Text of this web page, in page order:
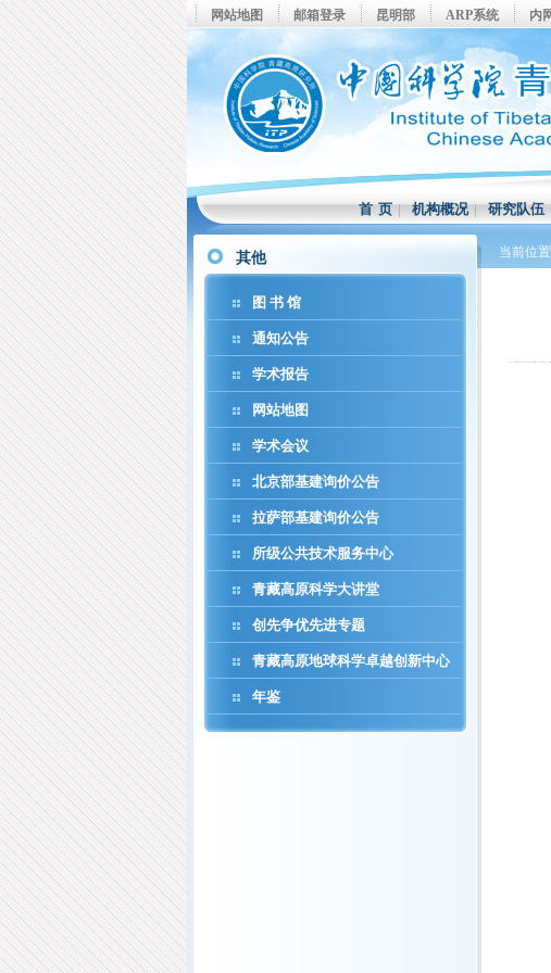
网站地图 邮箱登录 昆明部 ARP系统 内
首 页|机构概况|研究队伍
其他
图 书 馆
通知公告
学术报告
网站地图
学术会议
北京部基建询价公告
拉萨部基建询价公告
所级公共技术服务中心
青藏高原科学大讲堂
创先争优先进专题
青藏高原地球科学卓越创新中心
年鉴
当前位置